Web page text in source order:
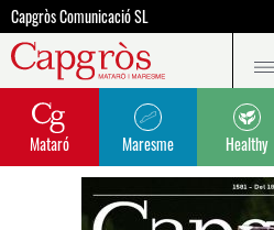
Capgròs Comunicació SL
Mataró Maresme Healthy